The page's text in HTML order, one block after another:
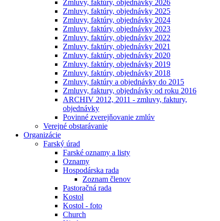
Zmluvy, faktúry, objednávky 2026
Zmluvy, faktúry, objednávky 2025
Zmluvy, faktúry, objednávky 2024
Zmluvy, faktúry, objednávky 2023
Zmluvy, faktúry, objednávky 2022
Zmluvy, faktúry, objednávky 2021
Zmluvy, faktúry, objednávky 2020
Zmluvy, faktúry, objednávky 2019
Zmluvy, faktúry, objednávky 2018
Zmluvy, faktúry a objednávky do 2015
Zmluvy, faktury, objednávky od roku 2016
ARCHIV 2012, 2011 - zmluvy, faktury,
objednávky
Povinné zverejňovanie zmlúv
Verejné obstarávanie
Organizácie
Farský úrad
Farské oznamy a listy
Oznamy
Hospodárska rada
Zoznam členov
Pastoračná rada
Kostol
Kostol - foto
Church